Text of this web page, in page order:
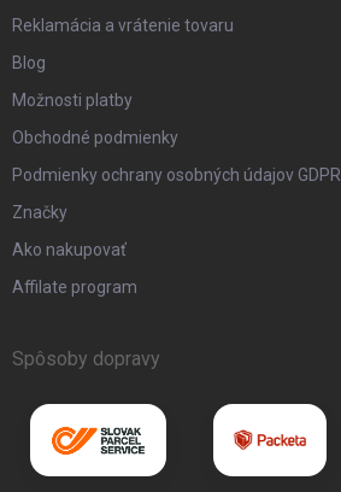
Reklamácia a vrátenie tovaru
Blog
Možnosti platby
Obchodné podmienky
Podmienky ochrany osobných údajov GDPR
Značky
Ako nakupovať
Affilate program
Spôsoby dopravy